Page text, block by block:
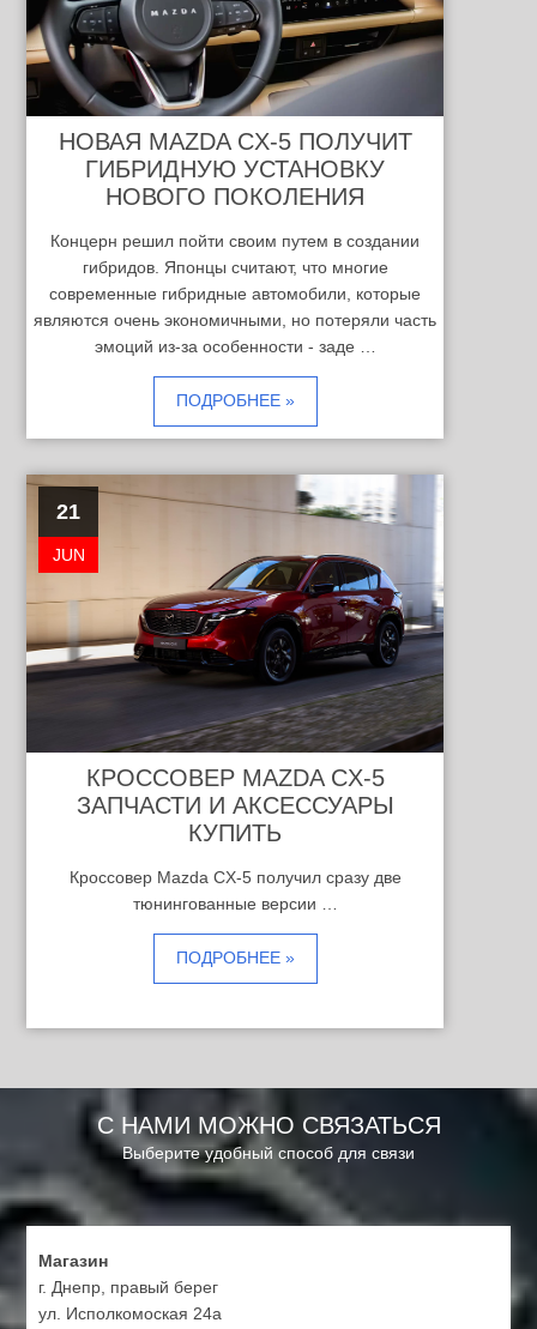
НОВАЯ MAZDA CX-5 ПОЛУЧИТ
ГИБРИДНУЮ УСТАНОВКУ
НОВОГО ПОКОЛЕНИЯ
Концерн решил пойти своим путем в создании
гибридов. Японцы считают, что многие
современные гибридные автомобили, которые
являются очень экономичными, но потеряли часть
эмоций из-за особенности - заде …
ПОДРОБНЕЕ »
21
JUN
КРОССОВЕР MAZDA CX-5
ЗАПЧАСТИ И АКСЕССУАРЫ
КУПИТЬ
Кроссовер Mazda CX-5 получил сразу две
тюнингованные версии …
ПОДРОБНЕЕ »
С НАМИ МОЖНО СВЯЗАТЬСЯ
Выберите удобный способ для связи
Магазин
г. Днепр, правый берег
ул. Исполкомоская 24а